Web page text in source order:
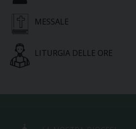
MESSALE
LITURGIA DELLE ORE